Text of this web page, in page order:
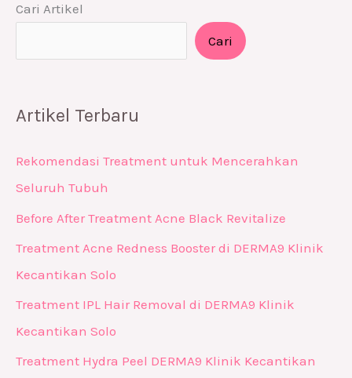
Cari Artikel
Cari
Artikel Terbaru
Rekomendasi Treatment untuk Mencerahkan
Seluruh Tubuh
Before After Treatment Acne Black Revitalize
Treatment Acne Redness Booster di DERMA9 Klinik
Kecantikan Solo
Treatment IPL Hair Removal di DERMA9 Klinik
Kecantikan Solo
Treatment Hydra Peel DERMA9 Klinik Kecantikan